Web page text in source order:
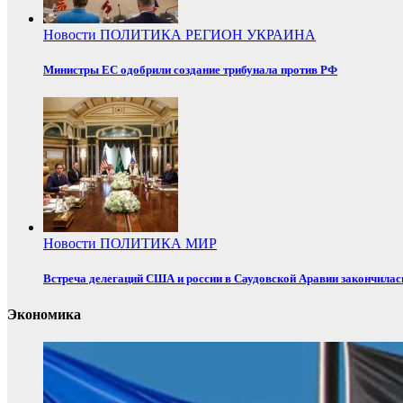
Новости ПОЛИТИКА РЕГИОН УКРАИНА
Министры ЕС одобрили создание трибунала против РФ
Новости ПОЛИТИКА МИР
Встреча делегаций США и россии в Саудовской Аравии
Экономика